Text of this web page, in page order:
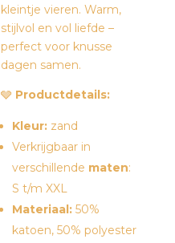
kleintje vieren. Warm,
stijlvol en vol liefde –
perfect voor knusse
dagen samen.
🩶 Productdetails:
Kleur: zand
Verkrijgbaar in
verschillende maten:
S t/m XXL
Materiaal: 50%
katoen, 50% polyester